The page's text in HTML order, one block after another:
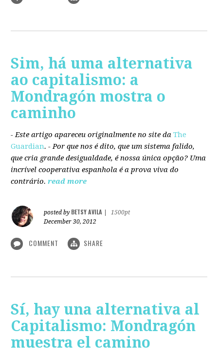
Sim, há uma alternativa
ao capitalismo: a
Mondragón mostra o
caminho
- Este artigo apareceu originalmente no site daThe
Guardian. - Por que nos é dito, que um sistema falido,
que cria grande desigualdade, é nossa única opção? Uma
incrível cooperativa espanhola é a prova viva do
contrário. read more
posted by BETSY AVILA
1500pt
December 30, 2012
COMMENT SHARE
Sí, hay una alternativa al
Capitalismo: Mondragón
muestra el camino